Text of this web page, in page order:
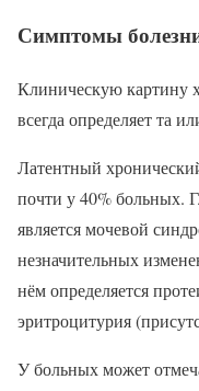
Симптомы
Клиническую картину
всегда определяет та
Латентный
почти у 40% больных.
является мочевой
незначительных
нём определяется
эритроцитурия
У больных может